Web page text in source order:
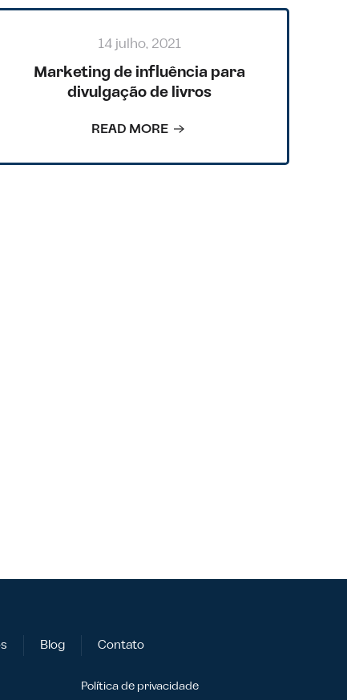
14 julho, 2021
Marketing de influência para
divulgação de livros
READ MORE
Blog Contato
Política de privacidade